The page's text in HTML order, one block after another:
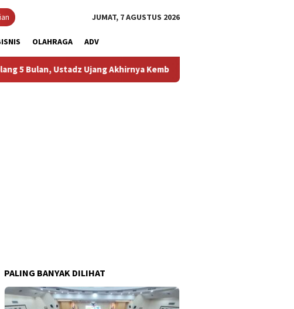
JUMAT, 7 AGUSTUS 2026
OLAHRAGA ADV
Ujang Akhirnya Kembali Melihat Motor Kesayangannya
PALING BANYAK DILIHAT